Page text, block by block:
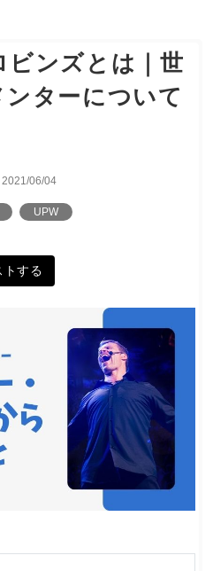
ビンズとは｜世
ターについて
2021/06/04
UPW
トする